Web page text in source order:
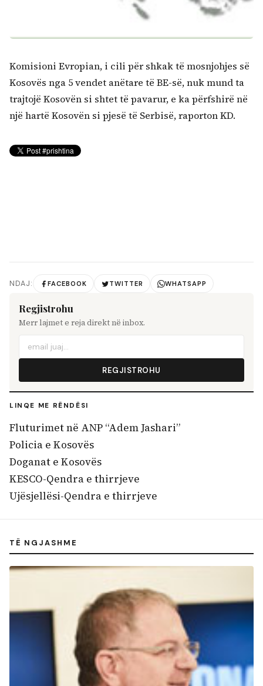
Komisioni Evropian, i cili për shkak të mosnjohjes së
Kosovës nga 5 vendet anëtare të BE-së, nuk mund ta
trajtojë Kosovën si shtet të pavarur, e ka përfshirë në
një hartë Kosovën si pjesë të Serbisë, raporton KD.
NDAJ: FACEBOOK TWITTER WHATSAPP
Regjistrohu
Merr lajmet e reja direkt në inbox.
REGJISTROHU
LINQE ME RËNDËSI
Fluturimet në ANP “Adem Jashari”
Policia e Kosovës
Doganat e Kosovës
KESCO-Qendra e thirrjeve
Ujësjellësi-Qendra e thirrjeve
TË NGJASHME